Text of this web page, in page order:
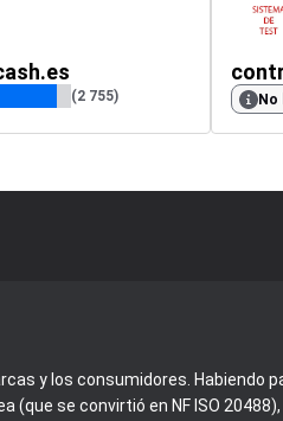
(2 755) No
y los consumidores. Habiendo
se convirtió en NF ISO